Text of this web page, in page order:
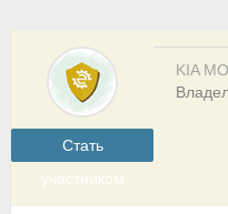
Cтать
участником
KIA